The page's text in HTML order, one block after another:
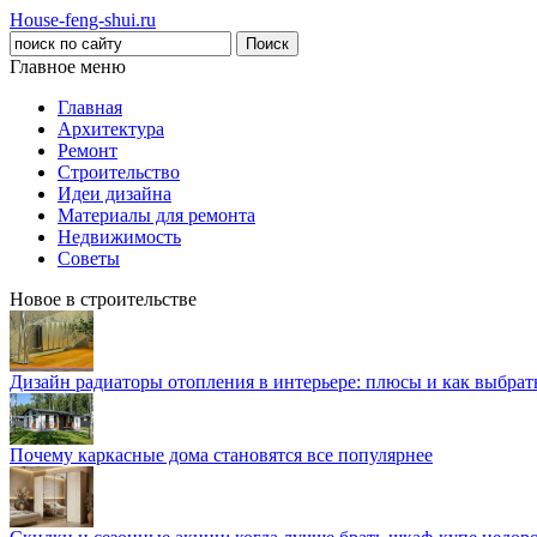
House-feng-shui.ru
Главное меню
Главная
Архитектура
Ремонт
Строительство
Идеи дизайна
Материалы для ремонта
Недвижимость
Советы
Новое в строительстве
Дизайн радиаторы отопления в интерьере: плюсы и как
Почему каркасные дома становятся все популярнее